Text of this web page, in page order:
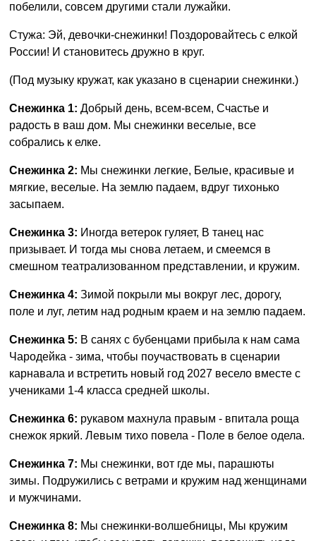
побелили, совсем другими стали лужайки.
Стужа: Эй, девочки-снежинки! Поздоровайтесь с елкой
России! И становитесь дружно в круг.
(Под музыку кружат, как указано в сценарии снежинки.)
Снежинка 1: Добрый день, всем-всем, Счастье и
радость в ваш дом. Мы снежинки веселые, все
собрались к елке.
Снежинка 2: Мы снежинки легкие, Белые, красивые и
мягкие, веселые. На землю падаем, вдруг тихонько
засыпаем.
Снежинка 3: Иногда ветерок гуляет, В танец нас
призывает. И тогда мы снова летаем, и смеемся в
смешном театрализованном представлении, и кружим.
Снежинка 4: Зимой покрыли мы вокруг лес, дорогу,
поле и луг, летим над родным краем и на землю падаем.
Снежинка 5: В санях с бубенцами прибыла к нам сама
Чародейка - зима, чтобы поучаствовать в сценарии
карнавала и встретить новый год 2027 весело вместе с
учениками 1-4 класса средней школы.
Снежинка 6: рукавом махнула правым - впитала роща
снежок яркий. Левым тихо повела - Поле в белое одела.
Снежинка 7: Мы снежинки, вот где мы, парашюты
зимы. Подружились с ветрами и кружим над женщинами
и мужчинами.
Снежинка 8: Мы снежинки-волшебницы, Мы кружим